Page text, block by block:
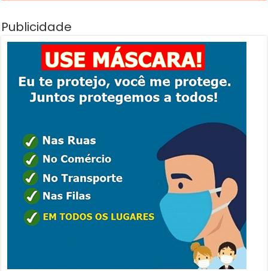
Publicidade